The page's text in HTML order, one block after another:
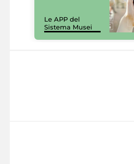
Le APP del
Sistema Musei